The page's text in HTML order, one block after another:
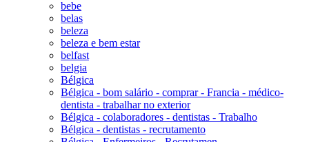
bebe
belas
beleza
beleza e bem estar
belfast
belgia
Bélgica
Bélgica - bom salário - comprar - Francia - médico-
dentista - trabalhar no exterior
Bélgica - colaboradores - dentistas - Trabalho
Bélgica - dentistas - recrutamento